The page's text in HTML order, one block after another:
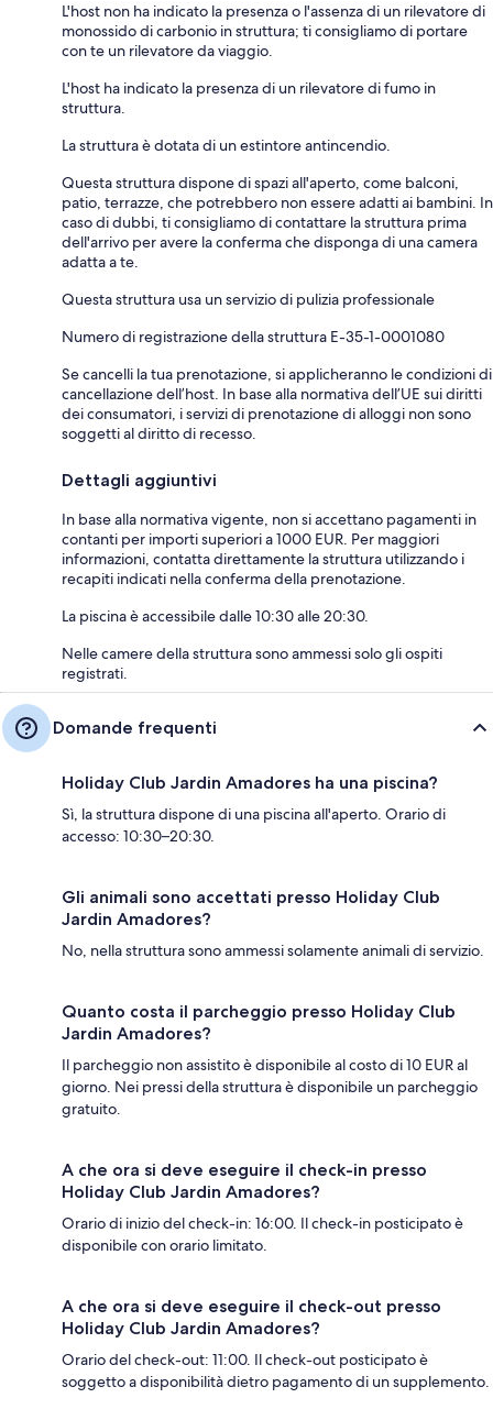
L'host non ha indicato la presenza o l'assenza di un rilevatore di
monossido di carbonio in struttura; ti consigliamo di portare
con te un rilevatore da viaggio.
L'host ha indicato la presenza di un rilevatore di fumo in
struttura.
La struttura è dotata di un estintore antincendio.
Questa struttura dispone di spazi all'aperto, come balconi,
patio, terrazze, che potrebbero non essere adatti ai bambini. In
caso di dubbi, ti consigliamo di contattare la struttura prima
dell'arrivo per avere la conferma che disponga di una camera
adatta a te.
Questa struttura usa un servizio di pulizia professionale
Numero di registrazione della struttura E-35-1-0001080
Se cancelli la tua prenotazione, si applicheranno le condizioni di
cancellazione dell’host. In base alla normativa dell’UE sui diritti
dei consumatori, i servizi di prenotazione di alloggi non sono
soggetti al diritto di recesso.
Dettagli aggiuntivi
In base alla normativa vigente, non si accettano pagamenti in
contanti per importi superiori a 1000 EUR. Per maggiori
informazioni, contatta direttamente la struttura utilizzando i
recapiti indicati nella conferma della prenotazione.
La piscina è accessibile dalle 10:30 alle 20:30.
Nelle camere della struttura sono ammessi solo gli ospiti
registrati.
Domande frequenti
Holiday Club Jardin Amadores ha una piscina?
Sì, la struttura dispone di una piscina all'aperto. Orario di
accesso: 10:30–20:30.
Gli animali sono accettati presso Holiday Club
Jardin Amadores?
No, nella struttura sono ammessi solamente animali di servizio.
Quanto costa il parcheggio presso Holiday Club
Jardin Amadores?
Il parcheggio non assistito è disponibile al costo di 10 EUR al
giorno. Nei pressi della struttura è disponibile un parcheggio
gratuito.
A che ora si deve eseguire il check-in presso
Holiday Club Jardin Amadores?
Orario di inizio del check-in: 16:00. Il check-in posticipato è
disponibile con orario limitato.
A che ora si deve eseguire il check-out presso
Holiday Club Jardin Amadores?
Orario del check-out: 11:00. Il check-out posticipato è
soggetto a disponibilità dietro pagamento di un supplemento.